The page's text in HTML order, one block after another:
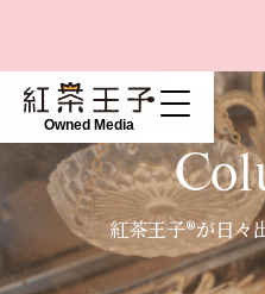
Owned Media
紅茶王子®が日々